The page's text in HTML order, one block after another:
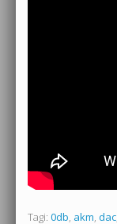
Tagi: 0db, akm, dac